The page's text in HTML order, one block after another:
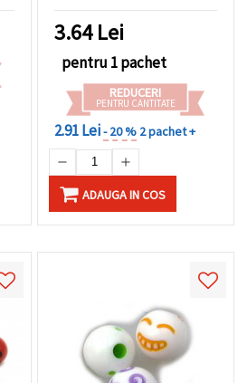
3.64Lei
pentru 1 pachet
REDUCERI
PENTRU CANTITATE
2.91 Lei- 20 % 2 pachet +
ADAUGA IN COS